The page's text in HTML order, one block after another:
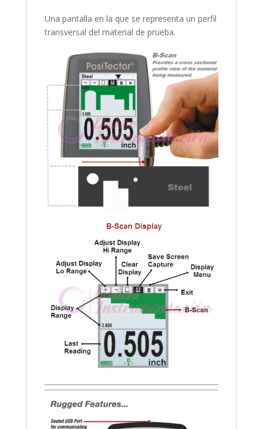
Una pantalla en la que se representa un perfil
transversal del material de prueba.